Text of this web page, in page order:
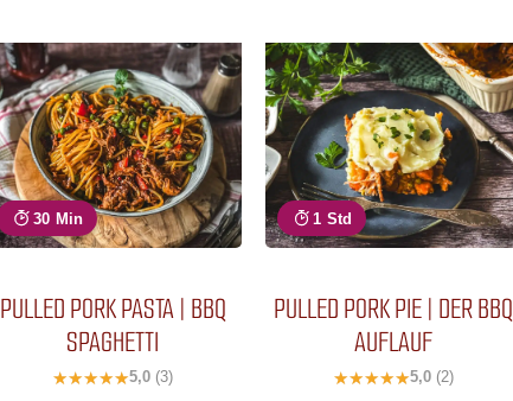
30 Min
PULLED PORK PASTA | BBQ
SPAGHETTI
5,0 (3)
1 Std
PULLED PORK PIE | DER BBQ
AUFLAUF
5,0 (2)